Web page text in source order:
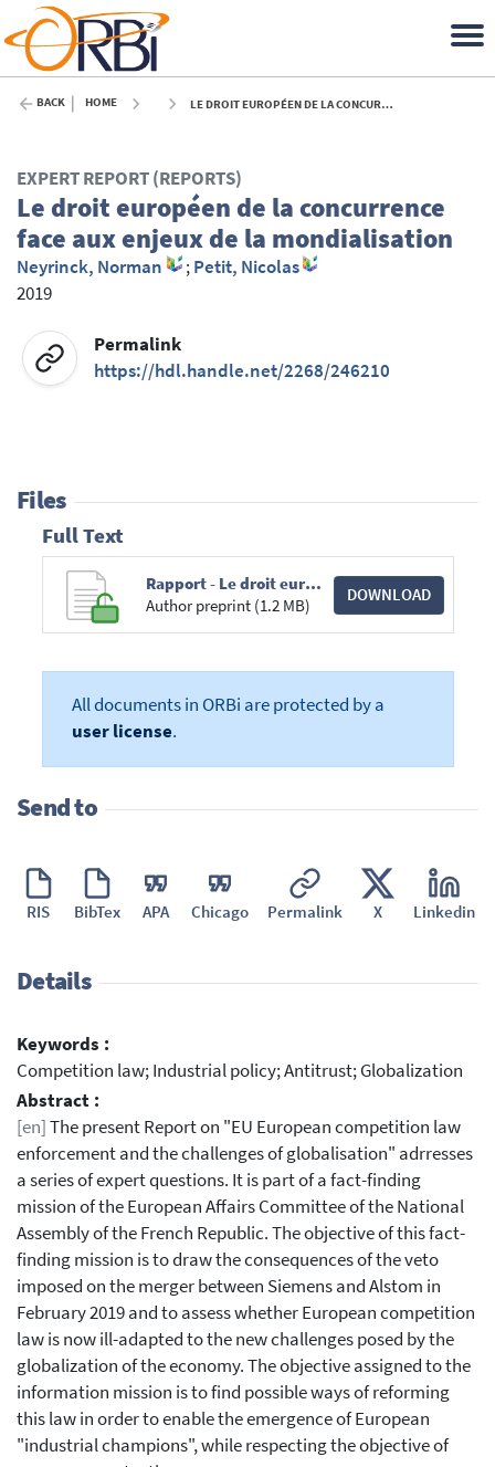
BACK HOME LE DROIT EUROPÉEN DE LA CONCURRENCE FACE AUX ENJEUX DE LA MONDIALISATION - 2019
EXPERT REPORT (REPORTS)
Le droit européen de la concurrence
face aux enjeux de la mondialisation
Neyrinck, Norman ;Petit, Nicolas
2019
Permalink
https://hdl.handle.net/2268/246210
Files
Full Text
Rapport - Le droit européen de la concurrence face aux enjeux de la mondialisation - Report - EU Competition law enforcement and the challenges of globalisation.pdf
Author preprint (1.2 MB)
DOWNLOAD
All documents in ORBi are protected by a
user license.
Send to
RIS BibTex APA Chicago Permalink X Linkedin
Details
Keywords :
Competition law; Industrial policy; Antitrust; Globalization
Abstract :
[en]The present Report on "EU European competition law
enforcement and the challenges of globalisation" adrresses
a series of expert questions. It is part of a fact-finding
mission of the European Affairs Committee of the National
Assembly of the French Republic. The objective of this fact-
finding mission is to draw the consequences of the veto
imposed on the merger between Siemens and Alstom in
February 2019 and to assess whether European competition
law is now ill-adapted to the new challenges posed by the
globalization of the economy. The objective assigned to the
information mission is to find possible ways of reforming
this law in order to enable the emergence of European
"industrial champions", while respecting the objective of